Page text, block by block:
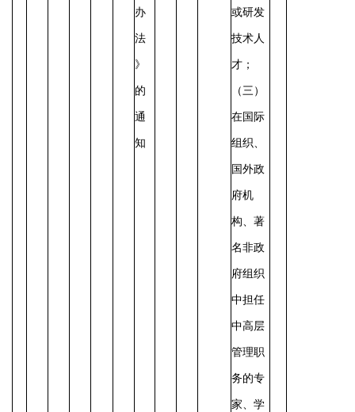
办
法
》
的
通
知
或研发
技术人
才；
（三）
在国际
组织、
国外政
府机
构、著
名非政
府组织
中担任
中高层
管理职
务的专
家、学